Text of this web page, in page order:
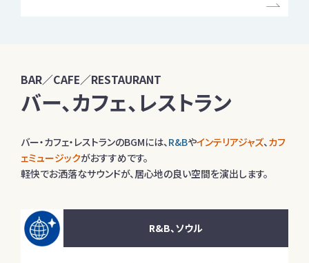
BAR／CAFE／RESTAURANT
バー、カフェ、レストラン
バー・カフェ・レストランのBGMには、 R&Bやインテリアジャズ、 カフ
ェミュージックがおすすめです。
軽快でお洒落なサウンドが、居心地の良い空間を演出します。
R&B、ソウル